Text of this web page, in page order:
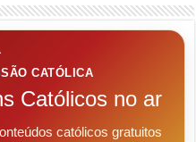
CATÓLICA
Católicos no ar
católicos gratuitos